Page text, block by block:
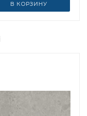
В КОРЗИНУ